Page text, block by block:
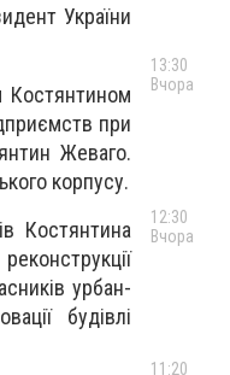
України
Костянтином
при
Жеваго.
корпусу.
Костянтина
урбан-
будівлі
13:30
Вчора
12:30
Вчора
11:20